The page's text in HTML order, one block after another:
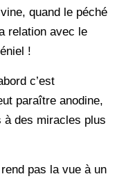
quand le péché
relation avec le
!
c’est
paraître anodine,
à des miracles plus
pas la vue à un